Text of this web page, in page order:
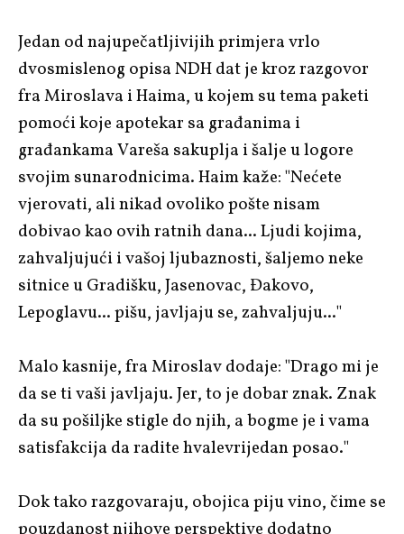
Jedan od najupečatljivijih primjera vrlo
dvosmislenog opisa NDH dat je kroz razgovor
fra Miroslava i Haima, u kojem su tema paketi
pomoći koje apotekar sa građanima i
građankama Vareša sakuplja i šalje u logore
svojim sunarodnicima. Haim kaže: "Nećete
vjerovati, ali nikad ovoliko pošte nisam
dobivao kao ovih ratnih dana... Ljudi kojima,
zahvaljujući i vašoj ljubaznosti, šaljemo neke
sitnice u Gradišku, Jasenovac, Đakovo,
Lepoglavu... pišu, javljaju se, zahvaljuju..."
Malo kasnije, fra Miroslav dodaje: "Drago mi je
da se ti vaši javljaju. Jer, to je dobar znak. Znak
da su pošiljke stigle do njih, a bogme je i vama
satisfakcija da radite hvalevrijedan posao."
Dok tako razgovaraju, obojica piju vino, čime se
pouzdanost njihove perspektive dodatno